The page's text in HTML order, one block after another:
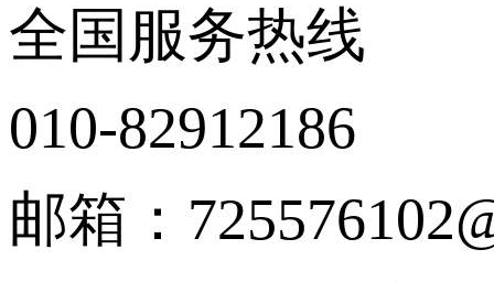
全国服务热线
010-82912186
邮箱：